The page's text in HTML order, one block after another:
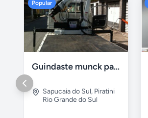
Popular
Guindaste munck para 2 toneladas
Sapucaia do Sul, Piratini
Rio Grande do Sul